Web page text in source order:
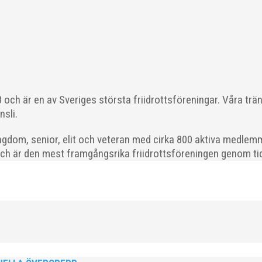
är en av Sveriges största friidrottsföreningar. Våra
senior, elit och veteran med cirka 800 aktiva
är den mest framgångsrika friidrottsföreningen genom
beroende på var man befinner sig i organisationen. Här
2008–2018 till ett sista träningspass på Malmö Stadion innan